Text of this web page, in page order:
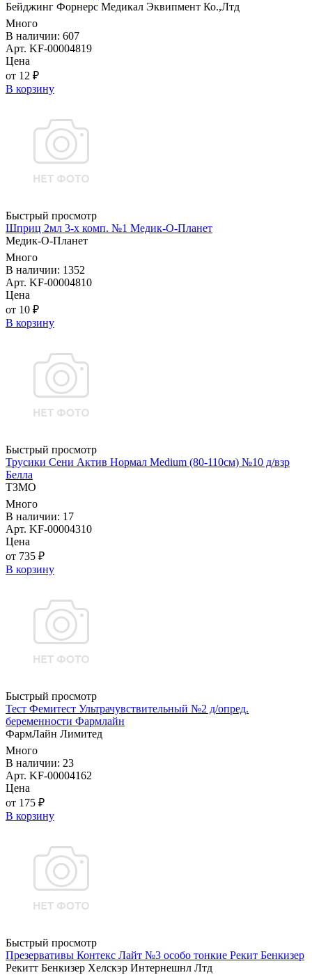
Бейджинг Форнерс Медикал Эквипмент Ко.,Лтд
Много
В наличии: 607
Арт. KF-00004819
Цена
от 12 ₽
В корзину
Быстрый просмотр
Шприц 2мл 3-х комп. №1 Медик-О-Планет
Медик-О-Планет
Много
В наличии: 1352
Арт. KF-00004810
Цена
от 10 ₽
В корзину
Быстрый просмотр
Трусики Сени Актив Нормал Medium (80-110см) №10 д/взр
Белла
ТЗМО
Много
В наличии: 17
Арт. KF-00004310
Цена
от 735 ₽
В корзину
Быстрый просмотр
Тест Фемитест Ультрачувствительный №2 д/опред.
беременности Фармлайн
ФармЛайн Лимитед
Много
В наличии: 23
Арт. KF-00004162
Цена
от 175 ₽
В корзину
Быстрый просмотр
Презервативы Контекс Лайт №3 особо тонкие Рекит Бенкизер
Рекитт Бенкизер Хелскэр Интернешнл Лтд